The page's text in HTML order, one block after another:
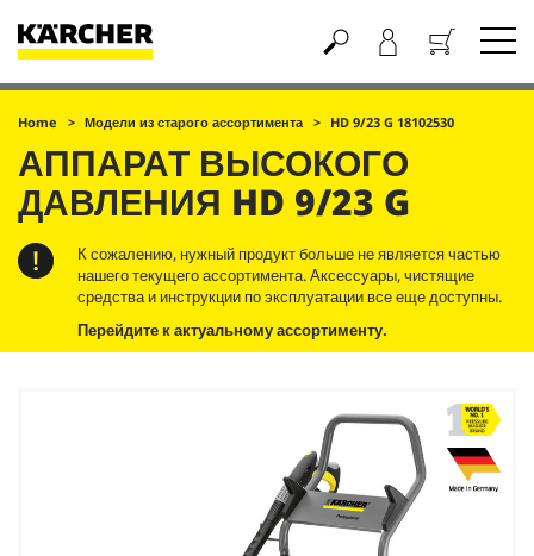
Корзина
Home Модели из старого ассортимента HD 9/23 G 18102530
АППАРАТ ВЫСОКОГО
ДАВЛЕНИЯ HD 9/23 G
К сожалению, нужный продукт больше не является частью
нашего текущего ассортимента. Аксессуары, чистящие
средства и инструкции по эксплуатации все еще доступны.
Перейдите к актуальному ассортименту.